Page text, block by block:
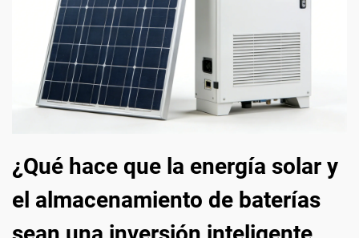
¿Qué hace que la energía solar y
el almacenamiento de baterías